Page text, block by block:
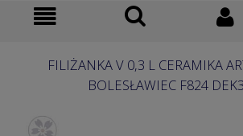
FILIŻANKA V 0,3 L CERAMIKA
BOLESŁAWIEC F824